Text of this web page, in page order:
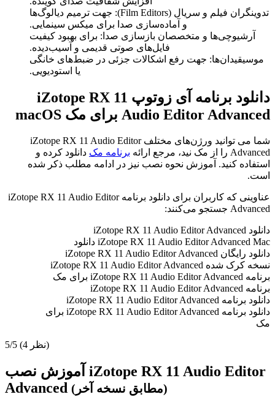
تدوینگران فیلم و سریال (Film Editors): جهت ترمیم دیالوگ‌ها
و آماده‌سازی صدا برای میکس سینمایی.
آرشیوچی‌ها و متخصصان بازسازی صدا: برای بهبود کیفیت
فایل‌های صوتی قدیمی و آسیب‌دیده.
موسیقیدان‌ها: جهت رفع اشکالات جزئی در ضبط‌های خانگی
یا استودیویی.
دانلود برنامه آی زوتوپ iZotope RX 11
Audio Editor Advanced برای مک macOS
شما می توانید ورژن‌های مختلف iZotope RX 11 Audio Editor
Advanced را از مک نید، مرجع ارائه
برنامه مک دانلود کرده و
استفاده کنید. آموزش نحوه نصب نیز در ادامه مطلب ذکر شده
است.
عناوینی که کاربران برای دانلود برنامه iZotope RX 11 Audio Editor
Advanced جستجو می‌کنند:
دانلود iZotope RX 11 Audio Editor Advanced
iZotope RX 11 Audio Editor Advanced Mac دانلود
دانلود رایگان iZotope RX 11 Audio Editor Advanced
نسخه کرک شده iZotope RX 11 Audio Editor Advanced
برنامه iZotope RX 11 Audio Editor Advanced برای مک
برنامه iZotope RX 11 Audio Editor Advanced
دانلود برنامه iZotope RX 11 Audio Editor Advanced
دانلود برنامه iZotope RX 11 Audio Editor Advanced برای
مک
5/5 (4 نظر)
آموزش نصب iZotope RX 11 Audio Editor
Advanced
(مطابق نسخه آخر)